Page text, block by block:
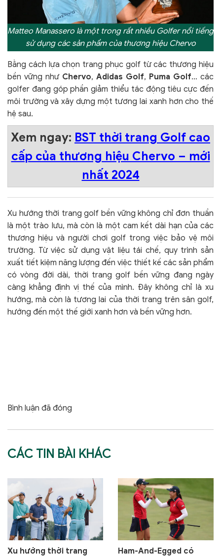
Matteo Manassero là một trong rất nhiều Golfer nổi tiếng
sử dụng các sản phẩm của thương hiệu Chervo
Bằng cách lựa chọn trang phục golf từ các thương hiệu
bền vững như Chervo, Adidas Golf, Puma Golf… các
golfer đang góp phần giảm thiểu tác động tiêu cực đến
môi trường và xây dựng một tương lai xanh hơn cho thế
hệ sau.
Xem ngay: BST thời trang Golf cao
cấp của thương hiệu Chervo – mới
nhất 2024
Xu hướng thời trang golf bền vững không chỉ đơn thuần
là một trào lưu, mà còn là một cam kết dài hạn của các
thương hiệu và người chơi golf trong việc bảo vệ môi
trường. Từ việc sử dụng vật liệu tái chế, quy trình sản
xuất tiết kiệm năng lượng đến việc thiết kế các sản phẩm
có vòng đời dài, thời trang golf bền vững đang ngày
càng khẳng định vị thế của mình. Đây không chỉ là xu
hướng, mà còn là tương lai của thời trang trên sân golf,
hướng đến một thế giới xanh hơn và bền vững hơn.
Bình luận đã đóng
CÁC TIN BÀI KHÁC
Xu hướng thời trang
Ham-And-Egged có